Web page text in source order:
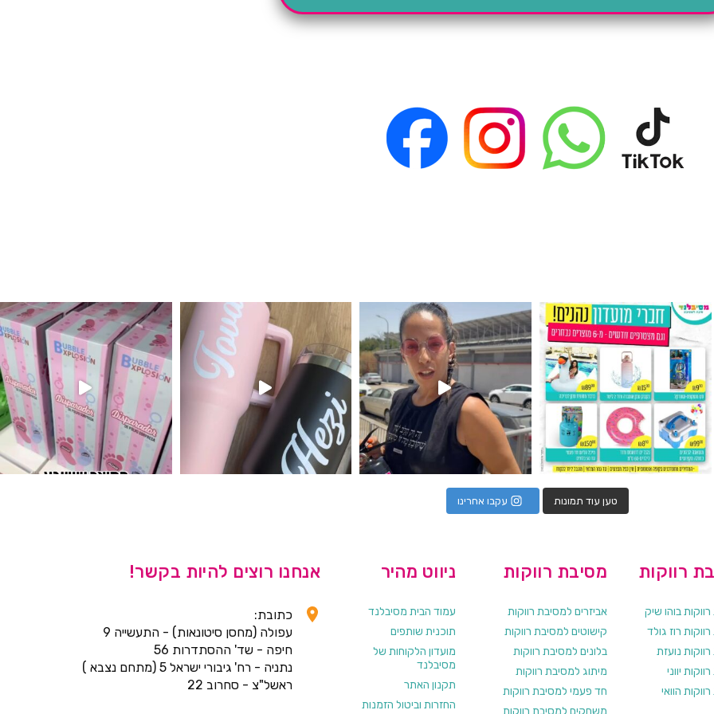
מין העובר רק במסיבלנד !! קיים
כוס נירוסטה ענקית שכול אחד צריך! קיימת באתר ובסניהמוצר הכי מבוקש שלנו מטף לגילוי מין העובר חזר למלא
טען עוד תמונות עקבו אחרינו
אנחנו רוצים להיות בקשר!
כתובת:
עפולה (מחסן סיטונאות) - התעשייה 9
חיפה - שד' ההסתדרות 56
נתניה - רח' גיבורי ישראל 5 (מתחם נצבא )
ראשל"צ - סחרוב 22
ניווט מהיר
עמוד הבית מסיבלנד
תוכנית שותפים
מועדון הלקוחות של
מסיבלנד
תקנון האתר
החזרות וביטול הזמנות
מסיבת רווקות
אביזרים למסיבת רווקות
קישוטים למסיבת רווקות
בלונים למסיבת רווקות
מיתוג למסיבת רווקות
חד פעמי למסיבת רווקות
רווקות
בוהו שיק
רוז גולד
נועזת
יווני
הוואי